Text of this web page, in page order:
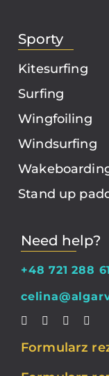
Sporty
Kitesurfing
Surfing
Wingfoiling
Windsurfing
Stand up
Need help?
+48 721 288
Formularz